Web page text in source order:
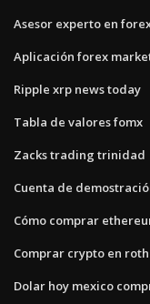
Asesor experto en
Aplicación forex
Ripple xrp news today
Tabla de valores fomx
Zacks trading trinidad
Cuenta de
Cómo comprar
Comprar crypto en
Dolar hoy mexico